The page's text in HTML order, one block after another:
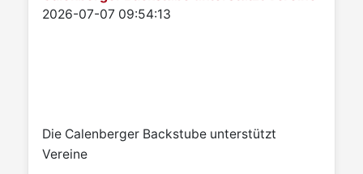
Details
2026-07-07 09:54:13
Die Calenberger Backstube unterstützt
Vereine